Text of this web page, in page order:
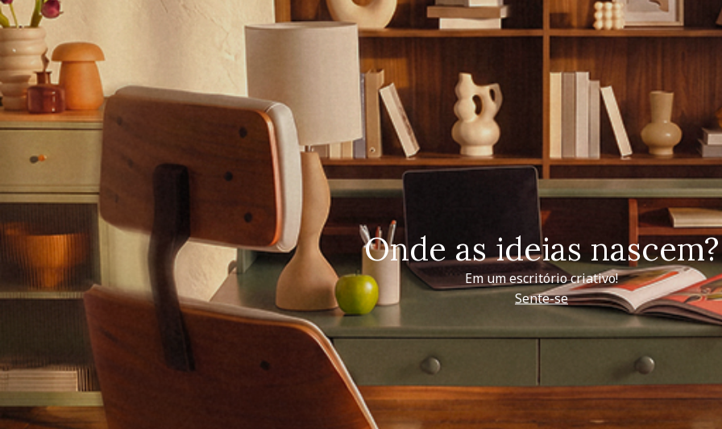
Onde as ideias nascem?
Em um escritório criativo!
Sente-se